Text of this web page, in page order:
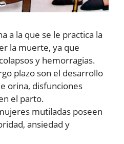
a la que se le practica la
la muerte, ya que
y hemorragias.
plazo son el desarrollo
orina, disfunciones
el parto.
mutiladas poseen
ansiedad y